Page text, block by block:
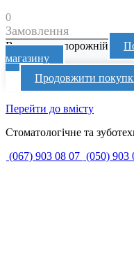
0
Замовлення
Ваш кошик порожній
магазину
Продовжити
Перейти до вмісту
Стоматологічне та
(067) 903 08 07 (050) 903